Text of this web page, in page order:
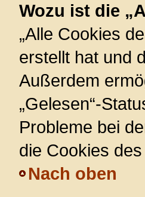
Wozu ist die
„Alle Cookies
erstellt hat und
Außerdem
„Gelesen“-
Probleme bei
die Cookies
Nach oben